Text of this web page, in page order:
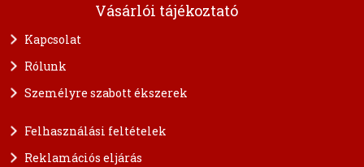
Vásárlói tájékoztató
Kapcsolat
Rólunk
Személyre szabott ékszerek
Felhasználási feltételek
Reklamációs eljárás